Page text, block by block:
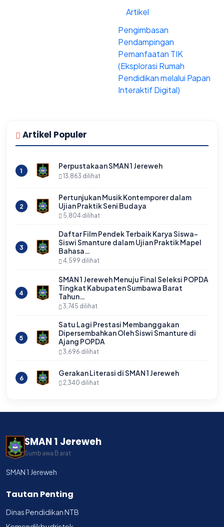
Artikel
Pengimbasan
Pendampingan
Pemanfaatan TIK
(Eksplorasi Rumah
Pendidikan melalui Papan
Interaktif Digital)
Artikel Populer
1
Perpustakaan SMAN 1 Jereweh
13,863 dilihat
2
Pertunjukan Musik Kontemporer dalam
Ujian Praktik Seni Budaya
5,804 dilihat
3
Daftar Film Pendek Terbaik Karya Siswa-
Siswi Smanture dalam Ujian Praktik Mapel
Bahasa…
4,599 dilihat
4
SMAN 1 Jereweh Menuju Final Seleksi POPDA
Tingkat Kabupaten Sumbawa Barat
Tahun…
3,745 dilihat
5
Satu Lagi Prestasi Membanggakan
Dipersembahkan Oleh Siswi Smanture di
Ajang POPDA
3,696 dilihat
6
Gerakan Literasi di SMAN 1 Jereweh
2,340 dilihat
SMAN 1 Jereweh
Sumbawa Barat
SMAN 1 Jereweh
Tautan Penting
Dinas Pendidikan NTB